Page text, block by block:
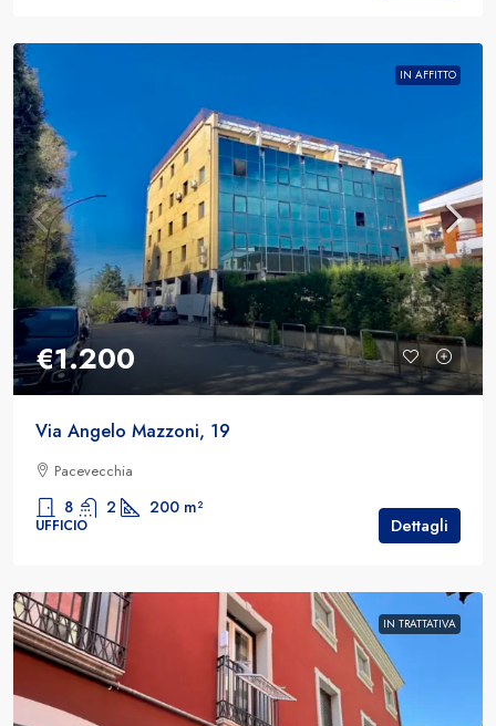
IN AFFITTO
€1.200
Via Angelo Mazzoni, 19
Pacevecchia
8 2 200 m²
UFFICIO Dettagli
IN TRATTATIVA